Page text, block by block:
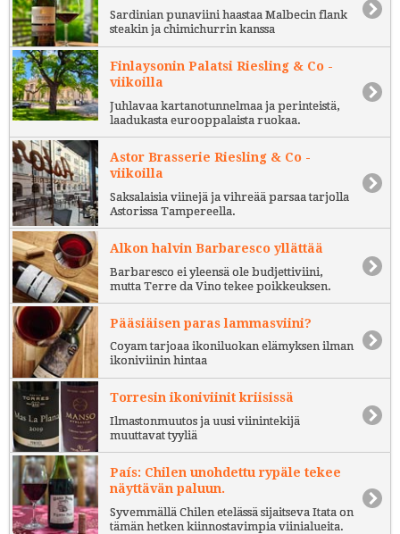
Sardinian punaviini haastaa Malbecin flank
steakin ja chimichurrin kanssa
Finlaysonin Palatsi Riesling & Co -
viikoilla
Juhlavaa kartanotunnelmaa ja perinteistä,
laadukasta eurooppalaista ruokaa.
Astor Brasserie Riesling & Co -
viikoilla
Saksalaisia viinejä ja vihreää parsaa tarjolla
Astorissa Tampereella.
Alkon halvin Barbaresco yllättää
Barbaresco ei yleensä ole budjettiviini,
mutta Terre da Vino tekee poikkeuksen.
Pääsiäisen paras lammasviini?
Coyam tarjoaa ikoniluokan elämyksen ilman
ikoniviinin hintaa
Torresin ikoniviinit kriisissä
Ilmastonmuutos ja uusi viinintekijä
muuttavat tyyliä
País: Chilen unohdettu rypäle tekee
näyttävän paluun.
Syvemmällä Chilen etelässä sijaitseva Itata on
tämän hetken kiinnostavimpia viinialueita.